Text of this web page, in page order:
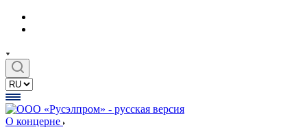
О концерне